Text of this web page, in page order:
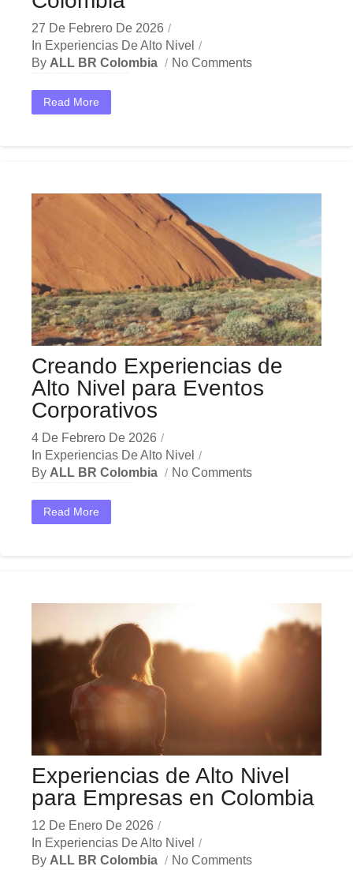
27 De Febrero De 2026
In Experiencias De Alto Nivel
By ALL BR Colombia No Comments
Read More
Creando Experiencias de
Alto Nivel para Eventos
Corporativos
4 De Febrero De 2026
In Experiencias De Alto Nivel
By ALL BR Colombia No Comments
Read More
Experiencias de Alto Nivel
para Empresas en Colombia
12 De Enero De 2026
In Experiencias De Alto Nivel
By ALL BR Colombia No Comments